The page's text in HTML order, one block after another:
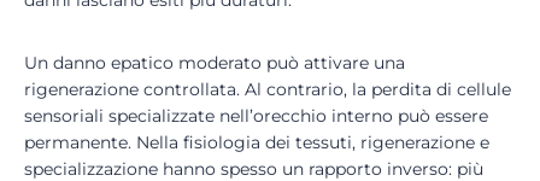
Un danno epatico moderato può attivare una
rigenerazione controllata. Al contrario, la perdita di cellule
sensoriali specializzate nell’orecchio interno può essere
permanente. Nella fisiologia dei tessuti, rigenerazione e
specializzazione hanno spesso un rapporto inverso: più